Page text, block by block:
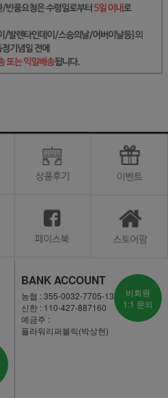
BANK ACCOUNT
농협 : 355-0032-7705-13
신한 : 110-427-887160
예금주 :
플라워리퍼블릭(박상현)
비회원
1:1 문의